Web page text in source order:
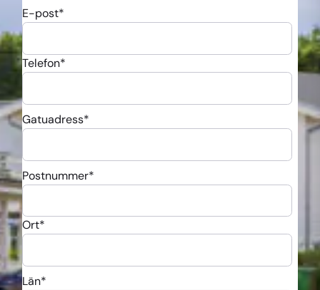
E-post*
Telefon*
Gatuadress*
Postnummer*
Ort*
Län*